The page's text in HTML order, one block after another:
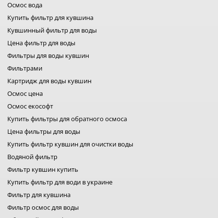
фильтры big blue
картридж на воду slim 20
засыпки для фильтров воды
картридж аквафор
фильтр для воды барьер
фильтр наша вода
фильтра воды для дома
фильтры для воды aqualine
атлас фильтры
купить фильтр для воды атолл
bluefilters картриджи
картриджи брита
фильтры для воды bwt
фильтры filter1
лидер фильтр
лидер комфорт
фильтры для воды organic
фильтры raifil
промышленные фильтры для очистки воды
мембрана экософт
Осмос вода
Купить фильтр для кувшина
Кувшинный фильтр для воды
Цена фильтр для воды
Фильтры для воды кувшин
Фильтрами
Картридж для воды кувшин
Осмос цена
Осмос екософт
Купить фильтры для обратного осмоса
Цена фильтры для воды
Купить фильтр кувшин для очистки воды
Водяной фильтр
Фильтр кувшин купить
Купить фильтр для води в украине
Фильтр для кувшина
Фильтр осмос для воды